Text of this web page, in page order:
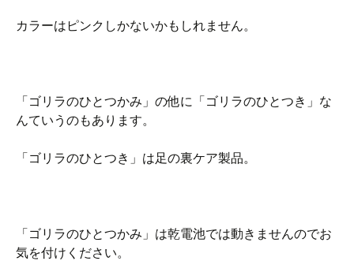
カラーはピンクしかないかもしれません。
「ゴリラのひとつかみ」の他に「ゴリラのひとつき」な
んていうのもあります。
「ゴリラのひとつき」は足の裏ケア製品。
「ゴリラのひとつかみ」は乾電池では動きませんのでお
気を付けください。